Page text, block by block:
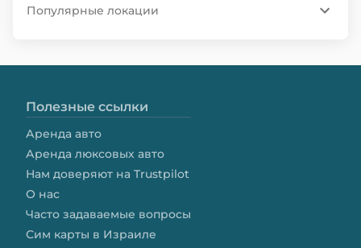
Популярные локации
Полезные ссылки
Аренда авто
Аренда люксовых авто
Нам доверяют на Trustpilot
О нас
Часто задаваемые вопросы
Сим карты в Израиле